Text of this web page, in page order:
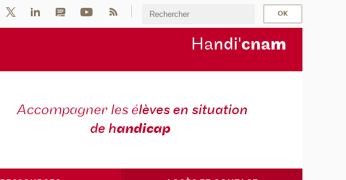
Handi'cnam
Accompagner les élèves en situation
de handicap